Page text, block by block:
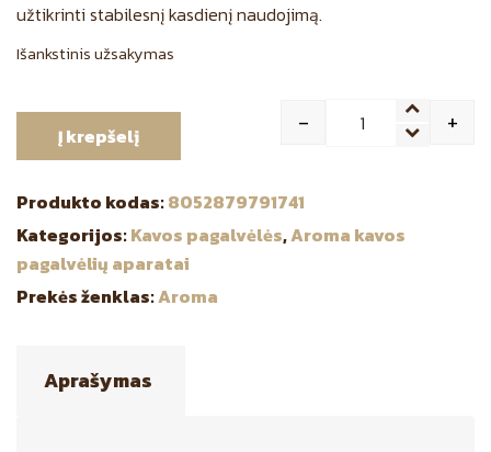
užtikrinti stabilesnį kasdienį naudojimą.
Išankstinis užsakymas
Quantity
- +
Į krepšelį
Produkto kodas:8052879791741
Kategorijos:Kavos pagalvėlės,Aroma kavos
pagalvėlių aparatai
Prekės ženklas:Aroma
Aprašymas